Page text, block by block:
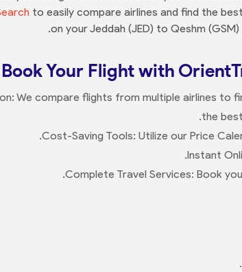
to easily compare airlines and find the
on your Jeddah (JED) to Qeshm (GSM)
Your Flight with
We compare flights from multiple airlines to
the
Cost-Saving Tools: Utilize our Price
Instant
Complete Travel Services: Book